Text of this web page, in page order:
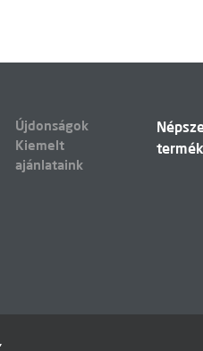
Újdonságok
Kiemelt
ajánlataink